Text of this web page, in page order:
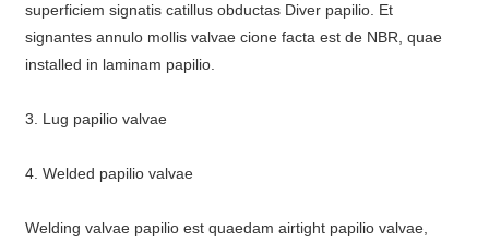
superficiem signatis catillus obductas Diver papilio. Et
signantes annulo mollis valvae cione facta est de NBR, quae
installed in laminam papilio.
3. Lug papilio valvae
4. Welded papilio valvae
Welding valvae papilio est quaedam airtight papilio valvae,